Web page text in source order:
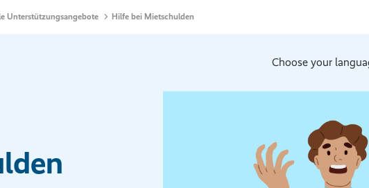
Unterstützungsangebote Hilfe bei Mietschulden
Choose your